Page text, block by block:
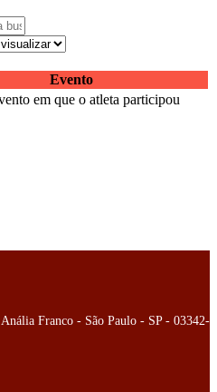
Evento
em que o atleta participou
Franco - São Paulo - SP - 03342-